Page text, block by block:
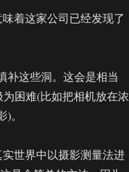
着这家公司已经发现了
补这些洞。这会是相当
困难(比如把相机放在浓
。
世界中以摄影测量法进